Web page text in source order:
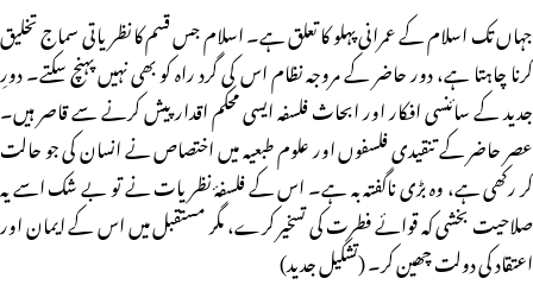
جہاں تک اسلام کے عمرانی پہلو کا تعلق ہے۔ اسلام جس قسم کا نظریاتی سماج تخلیق
کرنا چاہتا ہے، دور حاضر کے مروجہ نظام اس کی گرد راہ کو بھی نہیں پہنچ سکتے۔ دورِ
جدید کے سائنسی افکار اور ابحاث فلسفہ ایسی محکم اقدار پیش کرنے سے قاصر ہیں۔
عصر حاضر کے تنقیدی فلسفوں اور علوم طبعیہ میں اختصاص نے انسان کی جو حالت
کر رکھی ہے، وہ بڑی ناگفتہ بہ ہے۔ اس کے فلسفۂ نظریات نے تو بے شک اسے یہ
صلاحیت بخشی کہ قوائے فطرت کی تسخیر کرے، مگر مستقبل میں اس کے ایمان اور
اعتقاد کی دولت چھین کر۔ (تشکیل جدید)